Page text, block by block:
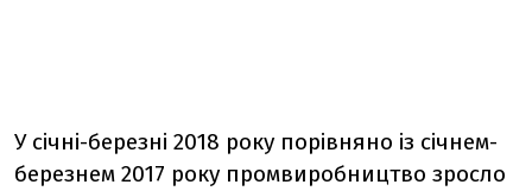
У січні-березні 2018 року порівняно із січнем-
березнем 2017 року промвиробництво зросло